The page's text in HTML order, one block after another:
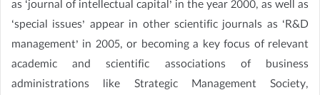
as ‘journal of intellectual capital’ in the year 2000, as well as
‘special issues’ appear in other scientific journals as ‘R&D
management’ in 2005, or becoming a key focus of relevant
academic and scientific associations of business
administrations like Strategic Management Society,